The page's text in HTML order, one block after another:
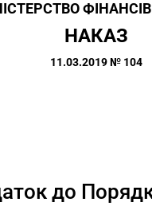
НАКАЗ
11.03.2019 № 104
до